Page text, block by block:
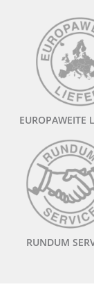
EUROPAWEITE
RUNDUM